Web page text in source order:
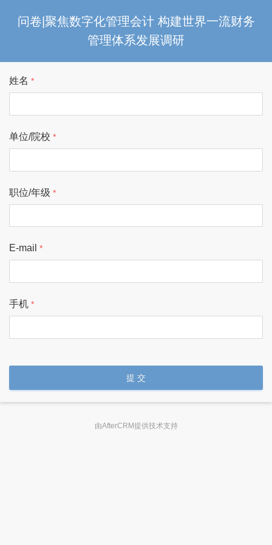
问卷|聚焦数字化管理会计 构建世界⼀流财务
管理体系发展调研
姓名
单位/院校
职位/年级
E-mail
手机
提 交
由AfterCRM提供技术支持